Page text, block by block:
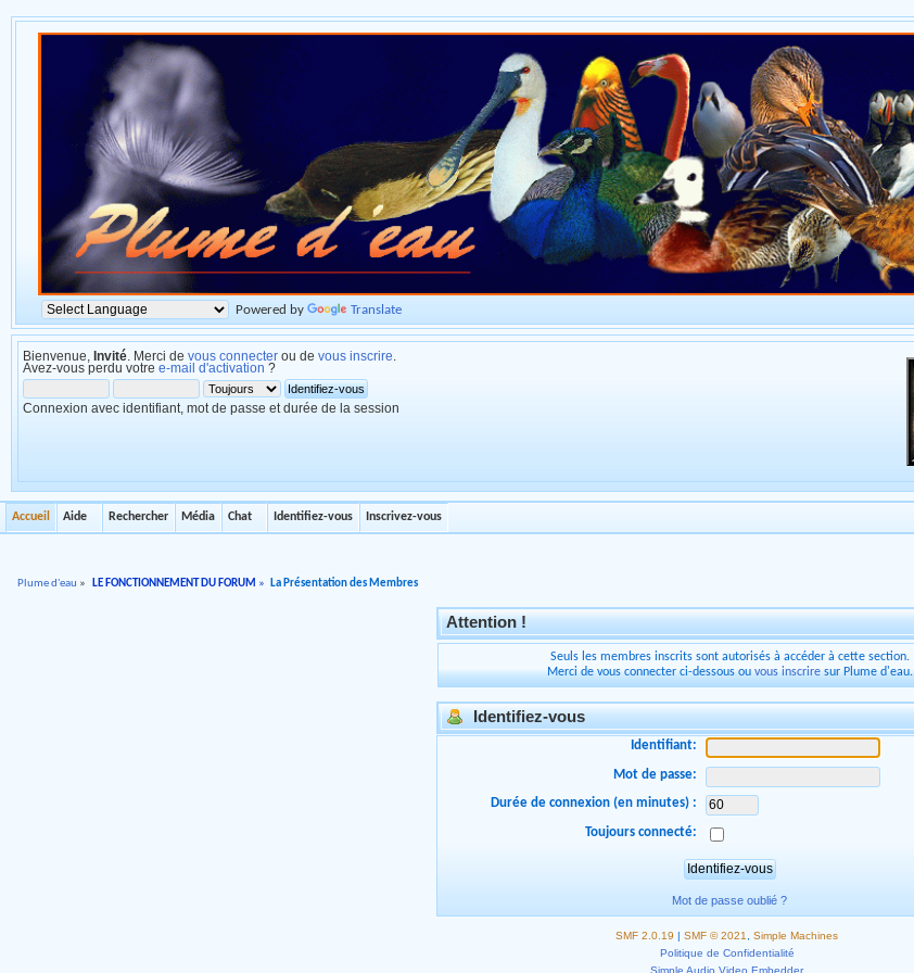
Powered by Translate
Bienvenue, Invité . Merci de vous connecter ou de vous inscrire
Avez-vous perdu votre e-mail d'activation ?
Connexion avec identifiant, mot de passe et durée de la session
Accueil Aide Rechercher Média Chat Identifiez-vous Inscrivez-vous
Plume d'eau » LE FONCTIONNEMENT DU FORUM » La Présentation des Membres
Attention !
Seuls les membres inscrits sont autorisés à accéder à cette section.
Merci de vous connecter ci-dessous ouvous inscriresur Plume d'eau.
Identifiez-vous
Identifiant:
Mot de passe:
Durée de connexion (en minutes) :
Toujours connecté:
Mot de passe oublié ?
SMF 2.0.19 | SMF © 2021
Simple Machines
Politique de Confidentialité
Simple Audio Video Embedder